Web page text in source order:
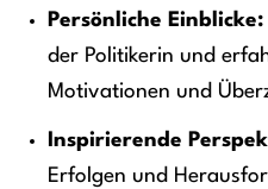
Persönliche Einblicke:
der Politikerin und
Motivationen und
Inspirierende
Erfolgen und